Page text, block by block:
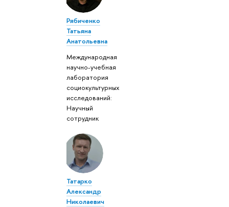
Рябиченко
Татьяна
Анатольевна
Международная
научно-учебная
лаборатория
социокультурных
исследований:
Научный
сотрудник
Татарко
Александр
Николаевич